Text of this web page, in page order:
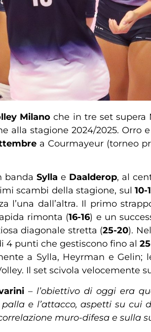
Milano che in tre set supera
alla stagione 2024/2025.
a Courmayeur (torneo
bandaSyllae Daalderop, al
scambi della stagione, sul10-
dall’altra. Il primo
rimonta (16-16) e un
diagonale stretta (25-20).
4 punti che gestiscono fino al
a Sylla, Heyrman e
Il set scivola velocemente
– l’obiettivo di oggi era
e l’attacco, aspetti su cui
muro-difesa e sulla